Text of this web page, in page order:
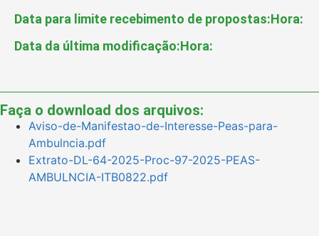
Data para limite recebimento de propostas:Hora:
Data da última modificação:Hora:
Faça o download dos arquivos:
Aviso-de-Manifestao-de-Interesse-Peas-para-
Ambulncia.pdf
Extrato-DL-64-2025-Proc-97-2025-PEAS-
AMBULNCIA-ITB0822.pdf